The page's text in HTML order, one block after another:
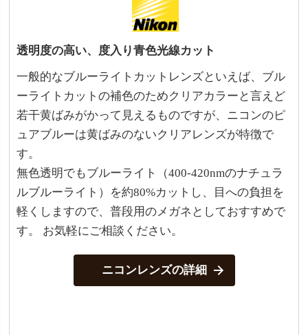
透明度の高い、度入り青色光線カット
一般的なブルーライトカットレンズといえば、ブル
ーライトカットの補色のためクリアカラーと言えど
若干黄ばみがかって見えるものですが、ニコンのピ
ュアブルーは黄ばみのないクリアレンズが特徴で
す。
無色透明でもブルーライト（400-420nmのナチュラ
ルブルーライト）を約80%カットし、目への負担を
軽くしますので、普段用のメガネとしておすすめで
す。 お気軽にご相談ください。
ニコンレンズの詳細